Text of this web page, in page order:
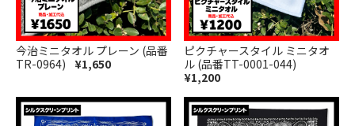
今治ミニタオル プレーン (品番
TR-0964) ¥1,650
ピクチャースタイル ミニタオ
ル (品番TT-0001-044)
¥1,200